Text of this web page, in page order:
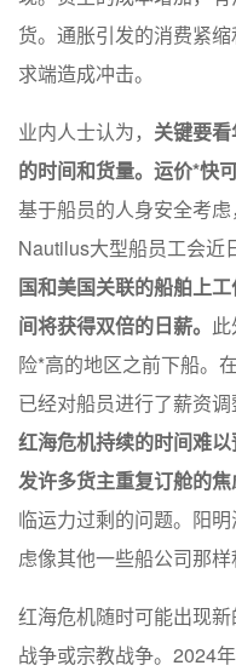
货。通胀引发的消费紧
求端造成冲击。
业内人士认为， 关键要
的时间和货量。运价*快
基于船员的人身安全考
Nautilus大型船员工会近
国和美国关联的船舶上
间将获得双倍的日薪。
险*高的地区之前下船。
已经对船员进行了薪资
红海危机持续的时间难
发许多货主重复订舱的焦
临运力过剩的问题。阳
虑像其他一些船公司那样
红海危机随时可能出现
战争或宗教战争。2024